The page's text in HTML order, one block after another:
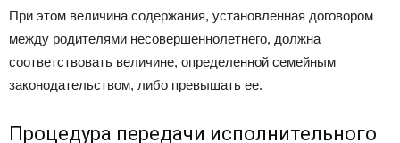
При этом величина содержания, установленная договором
между родителями несовершеннолетнего, должна
соответствовать величине, определенной семейным
законодательством, либо превышать ее.
Процедура передачи исполнительного